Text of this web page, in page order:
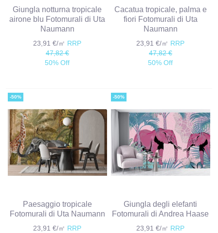
Giungla notturna tropicale
airone blu Fotomurali di Uta
Naumann
23,91 €/㎡ RRP
47,82 €
50% Off
Cacatua tropicale, palma e
fiori Fotomurali di Uta
Naumann
23,91 €/㎡ RRP
47,82 €
50% Off
-50%
Paesaggio tropicale
Fotomurali di Uta Naumann
23,91 €/㎡ RRP
-50%
Giungla degli elefanti
Fotomurali di Andrea Haase
23,91 €/㎡ RRP